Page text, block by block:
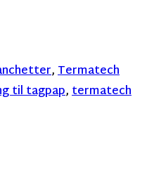
,Termatech
til tagpap,termatech